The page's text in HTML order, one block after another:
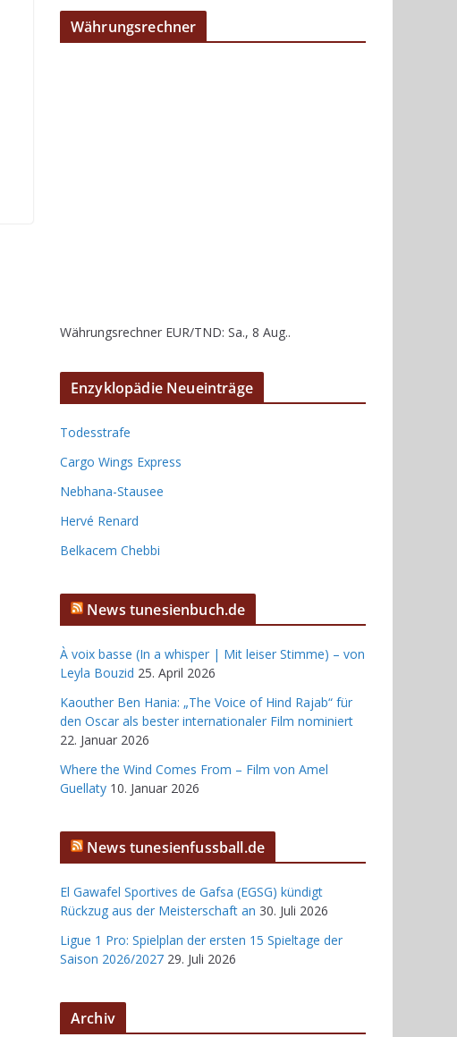
Währungsrechner
Währungsrechner EUR/TND: Sa., 8 Aug..
Enzyklopädie Neueinträge
Todesstrafe
Cargo Wings Express
Nebhana-Stausee
Hervé Renard
Belkacem Chebbi
News tunesienbuch.de
À voix basse (In a whisper | Mit leiser Stimme) – von
Leyla Bouzid 25. April 2026
Kaouther Ben Hania: „The Voice of Hind Rajab“ für
den Oscar als bester internationaler Film nominiert
22. Januar 2026
Where the Wind Comes From – Film von Amel
Guellaty 10. Januar 2026
News tunesienfussball.de
El Gawafel Sportives de Gafsa (EGSG) kündigt
Rückzug aus der Meisterschaft an 30. Juli 2026
Ligue 1 Pro: Spielplan der ersten 15 Spieltage der
Saison 2026/2027 29. Juli 2026
Archiv